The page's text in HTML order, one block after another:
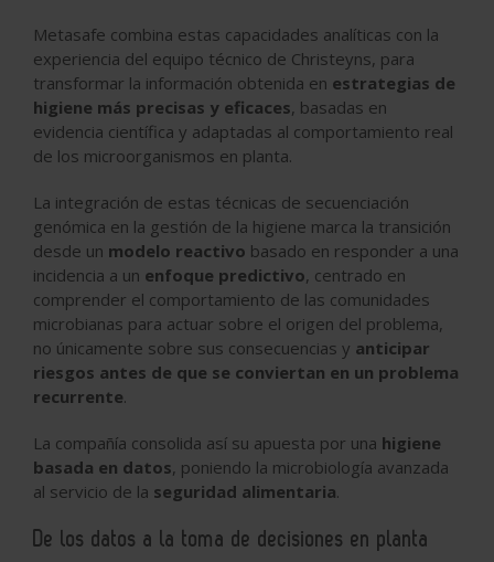
Metasafe combina estas capacidades analíticas con la
experiencia del equipo técnico de Christeyns, para
transformar la información obtenida en estrategias de
higiene más precisas y eficaces, basadas en
evidencia científica y adaptadas al comportamiento real
de los microorganismos en planta.
La integración de estas técnicas de secuenciación
genómica en la gestión de la higiene marca la transición
desde un modelo reactivo basado en responder a una
incidencia a un enfoque predictivo, centrado en
comprender el comportamiento de las comunidades
microbianas para actuar sobre el origen del problema,
no únicamente sobre sus consecuencias y anticipar
riesgos antes de que se conviertan en un problema
recurrente.
La compañía consolida así su apuesta por una higiene
basada en datos, poniendo la microbiología avanzada
al servicio de la seguridad alimentaria.
De los datos a la toma de decisiones en planta